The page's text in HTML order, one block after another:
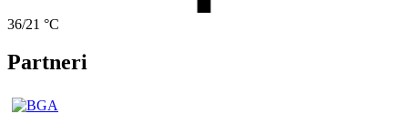
36/21 °C
Partneri